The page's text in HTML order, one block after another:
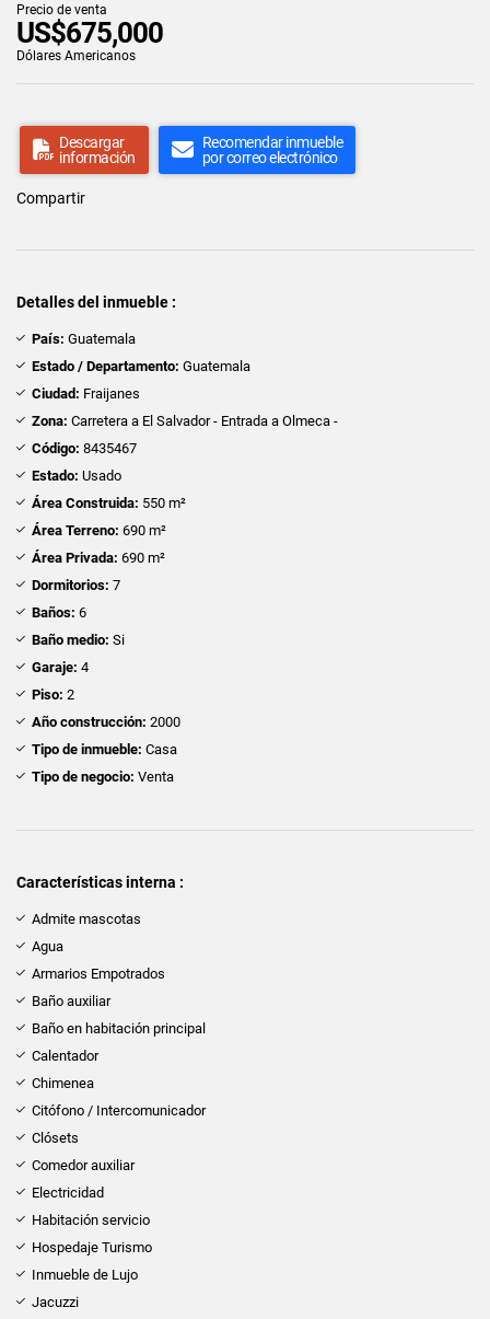
Precio de venta
US$675,000
Dólares Americanos
Descargar
información
Recomendar inmueble
por correo electrónico
Compartir
Detalles del inmueble :
País: Guatemala
Estado / Departamento: Guatemala
Ciudad: Fraijanes
Zona: Carretera a El Salvador - Entrada a Olmeca -
Código: 8435467
Estado: Usado
Área Construida: 550 m²
Área Terreno: 690 m²
Área Privada: 690 m²
Dormitorios: 7
Baños: 6
Baño medio: Si
Garaje: 4
Piso: 2
Año construcción: 2000
Tipo de inmueble: Casa
Tipo de negocio: Venta
Características interna :
Admite mascotas
Agua
Armarios Empotrados
Baño auxiliar
Baño en habitación principal
Calentador
Chimenea
Citófono / Intercomunicador
Clósets
Comedor auxiliar
Electricidad
Habitación servicio
Hospedaje Turismo
Inmueble de Lujo
Jacuzzi